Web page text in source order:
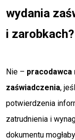
wydania
i zarobkach?
Nie – pracodawca
zaświadczenia,
potwierdzenia
zatrudnienia i
dokumentu